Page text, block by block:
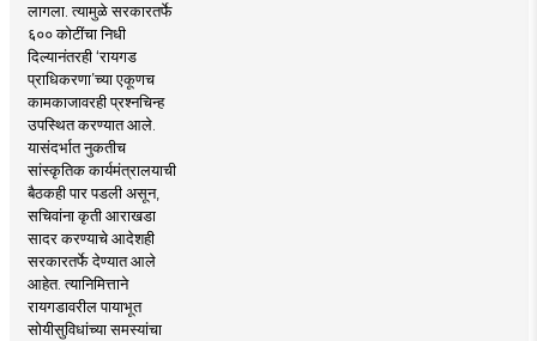
लागला. त्यामुळे सरकारतर्फे
६०० कोटींचा निधी
दिल्यानंतरही ‘रायगड
प्राधिकरणा’च्या एकूणच
कामकाजावरही प्रश्नचिन्ह
उपस्थित करण्यात आले.
यासंदर्भात नुकतीच
सांस्कृतिक कार्यमंत्रालयाची
बैठकही पार पडली असून,
सचिवांना कृती आराखडा
सादर करण्याचे आदेशही
सरकारतर्फे देण्यात आले
आहेत. त्यानिमित्ताने
रायगडावरील पायाभूत
सोयीसुविधांच्या समस्यांचा